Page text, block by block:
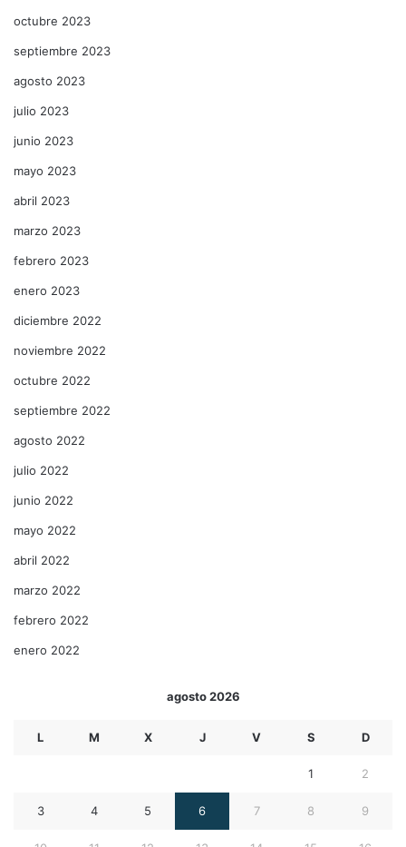
octubre 2023
septiembre 2023
agosto 2023
julio 2023
junio 2023
mayo 2023
abril 2023
marzo 2023
febrero 2023
enero 2023
diciembre 2022
noviembre 2022
octubre 2022
septiembre 2022
agosto 2022
julio 2022
junio 2022
mayo 2022
abril 2022
marzo 2022
febrero 2022
enero 2022
agosto 2026
L M X J V S D
1 2
3 4 5 6 7 8 9